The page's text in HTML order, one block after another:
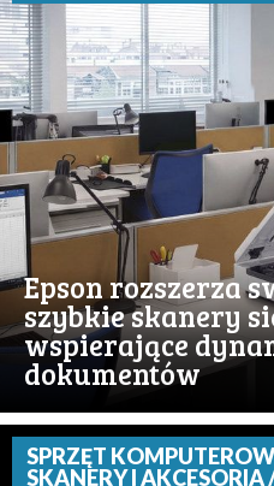
Epson rozszerza
szybkie skanery
wspierające
dokumentów
SPRZĘT
SKANERY I